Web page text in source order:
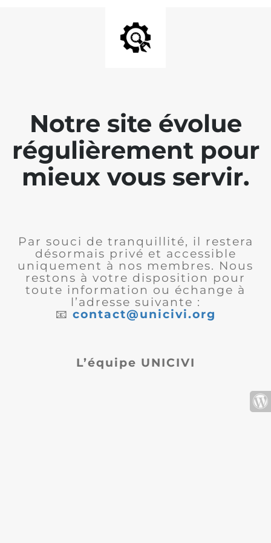
Notre site évolue
régulièrement pour
mieux vous servir.
Par souci de tranquillité, il restera
désormais privé et accessible
uniquement à nos membres. Nous
restons à votre disposition pour
toute information ou échange à
l’adresse suivante :
📧 contact@unicivi.org
L’équipe UNICIVI